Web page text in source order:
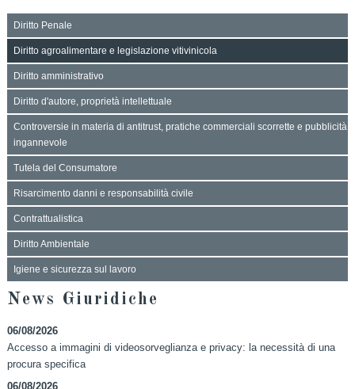
Diritto Penale
Diritto agroalimentare e legislazione vitivinicola
Diritto amministrativo
Diritto d'autore, proprietà intellettuale
Controversie in materia di antitrust, pratiche commerciali scorrette e pubblicità
ingannevole
Tutela del Consumatore
Risarcimento danni e responsabilità civile
Contrattualistica
Diritto Ambientale
Igiene e sicurezza sul lavoro
News Giuridiche
06/08/2026
Accesso a immagini di videosorveglianza e privacy: la necessità di una
procura specifica
06/08/2026